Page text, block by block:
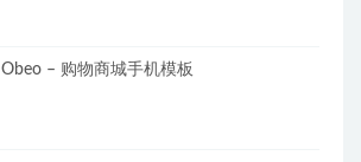
Obeo – 购物商城手机模板